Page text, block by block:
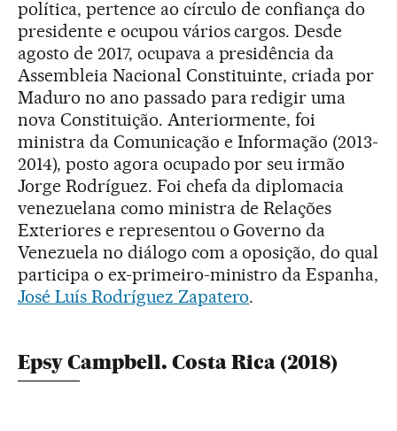
política, pertence ao círculo de confiança do
presidente e ocupou vários cargos. Desde
agosto de 2017, ocupava a presidência da
Assembleia Nacional Constituinte, criada por
Maduro no ano passado para redigir uma
nova Constituição. Anteriormente, foi
ministra da Comunicação e Informação (2013-
2014), posto agora ocupado por seu irmão
Jorge Rodríguez. Foi chefa da diplomacia
venezuelana como ministra de Relações
Exteriores e representou o Governo da
Venezuela no diálogo com a oposição, do qual
participa o ex-primeiro-ministro da Espanha,
José Luís Rodríguez Zapatero.
Epsy Campbell. Costa Rica (2018)